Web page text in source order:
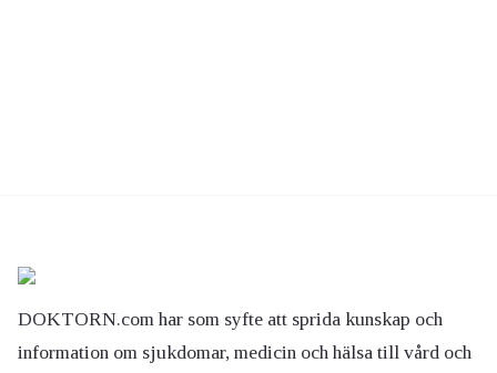
DOKTORN.com har som syfte att sprida kunskap och
information om sjukdomar, medicin och hälsa till vård och